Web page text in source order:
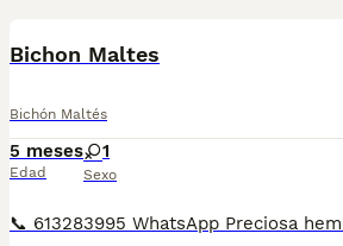
Bichon Maltes
Bichón Maltés
5 meses
Edad
1
Sexo